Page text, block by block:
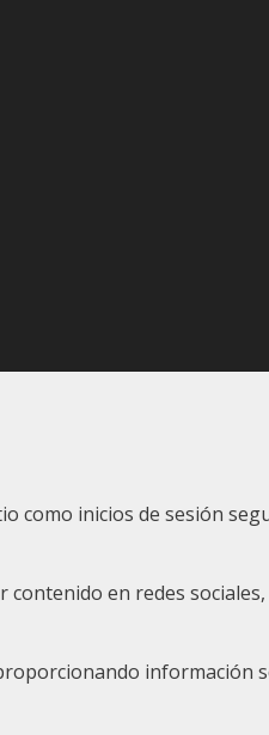
como inicios de sesión
en redes